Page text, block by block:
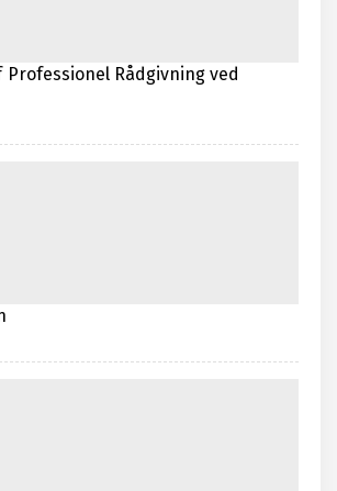
Rådgivning ved